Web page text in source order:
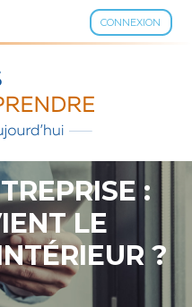
CONNEXION
:
LE
?